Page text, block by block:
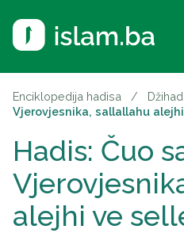
Enciklopedija hadisa / Džihad
Vjerovjesnika, sallallahu
Hadis: Čuo
alejhi ve